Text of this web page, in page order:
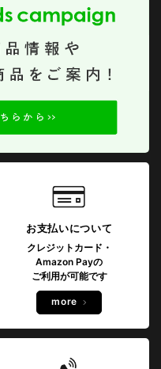
お支払いについて
クレジットカード・
Amazon Payの
ご利用が可能です
more